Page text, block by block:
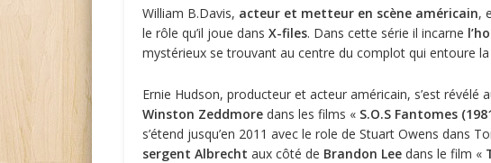
William B.Davis, acteur et metteur en scène américain,
le rôle qu’il joue dansX-files. Dans cette série il incarne
mystérieux se trouvant au centre du complot qui entoure la
Ernie Hudson, producteur et acteur américain, s’est révélé
Winston Zeddmore dans les films « S.O.S Fantomes
s’étend jusqu’en 2011 avec le role de Stuart Owens dans
sergent Albrecht aux côté de Brandon Lee dans le film «